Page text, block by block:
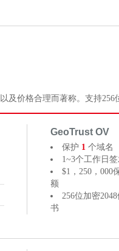
及价格合理而著称。支持
GeoTrust OV
保护 1 个域名
1~3个工作日
$1，250，000
额
256位加密
书